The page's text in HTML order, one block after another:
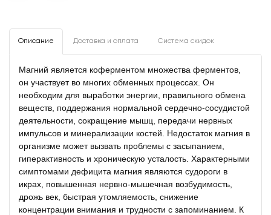
Описание Доставка и оплата Система скидок
Магний является коферментом множества ферментов,
он участвует во многих обменных процессах. Он
необходим для выработки энергии, правильного обмена
веществ, поддержания нормальной сердечно-сосудистой
деятельности, сокращение мышц, передачи нервных
импульсов и минерализации костей. Недостаток магния в
организме может вызвать проблемы с засыпанием,
гиперактивность и хроническую усталость. Характерными
симптомами дефицита магния являются судороги в
икрах, повышенная нервно-мышечная возбудимость,
дрожь век, быстрая утомляемость, снижение
концентрации внимания и трудности с запоминанием. К